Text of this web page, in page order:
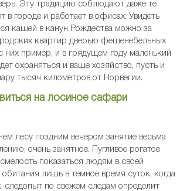
Эту традицию соблюдают даже те
в городе и работает в офисах. Увидеть
кашей в канун Рождества можно за
квартир дверью фешенебельных
них пример, и в грядущем году маленький
охраняться и ваше хозяйство, пусть и
тысяч километров от Норвегии.
на лосиное сафари
лесу поздним вечером занятие весьма
очень занятное. Пугливое рогатое
показаться людям в своей
обитания лишь в темное время суток, когда
следопыт по свежем следам определит